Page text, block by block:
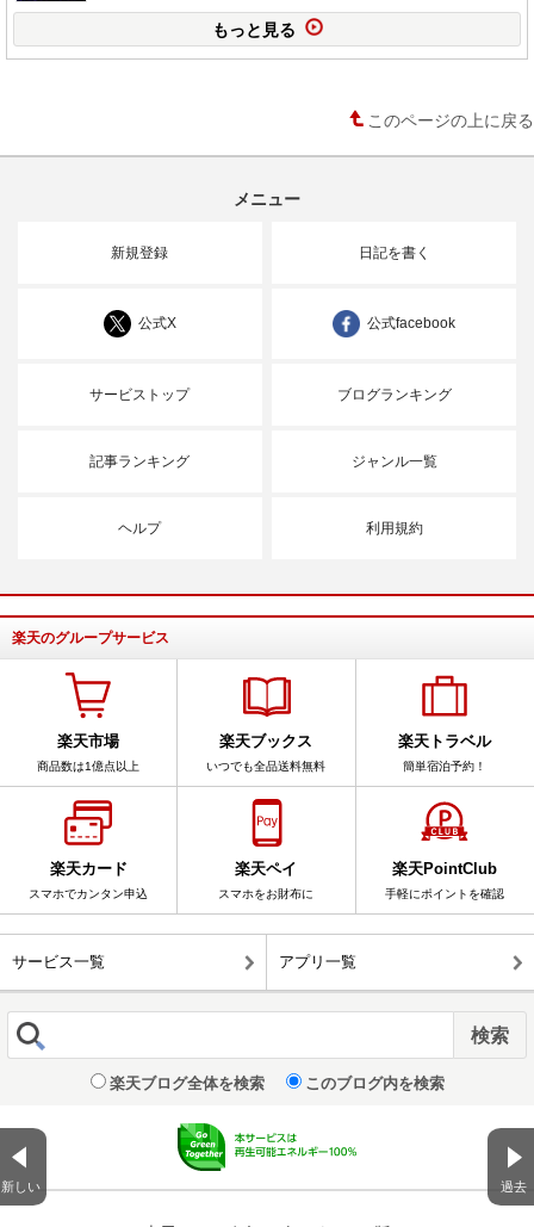
新しい 過去
もっと見る
このページの上に戻る
メニュー
新規登録 日記を書く
公式X 公式facebook
サービストップ ブログランキング
記事ランキング ジャンル一覧
ヘルプ 利用規約
楽天のグループサービス
楽天市場
商品数は1億点以上
楽天ブックス
いつでも全品送料無料
楽天トラベル
簡単宿泊予約！
楽天カード
スマホでカンタン申込
楽天ペイ
スマホをお財布に
楽天PointClub
手軽にポイントを確認
サービス一覧 アプリ一覧
楽天ブログ全体を検索 このブログ内を検索